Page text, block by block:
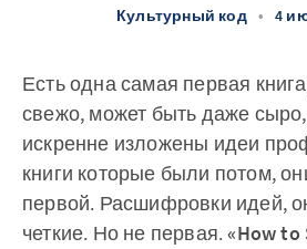
Культурный код • 4
Есть одна самая первая
свежо, может быть даже
искренне изложены идеи
книги которые были потом,
первой. Расшифровки идей,
четкие. Но не первая.«How to